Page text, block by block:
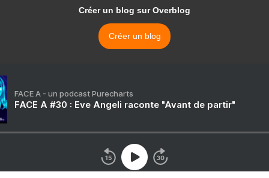
Créer un blog sur Overblog
Créer un blog
FACE A - un podcast Purecharts
FACE A #30 : Eve Angeli raconte "Avant de partir"